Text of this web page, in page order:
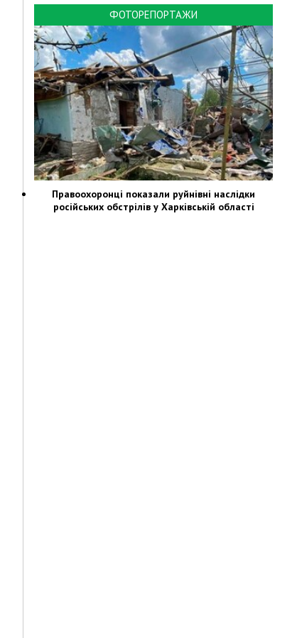
ФОТОРЕПОРТАЖИ
Правоохоронці показали руйнівні наслідки
російських обстрілів у Харківській області